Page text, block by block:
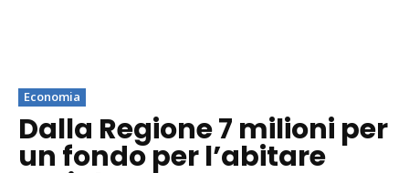
Economia
Dalla Regione 7 milioni per
un fondo per l’abitare